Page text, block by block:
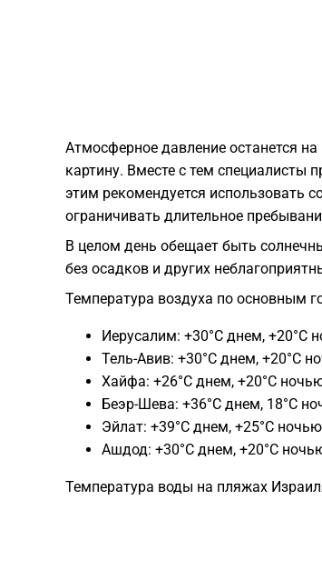
Атмосферное давление останется
картину. Вместе с тем специалисты
этим рекомендуется использовать
ограничивать длительное
В целом день обещает быть
без осадков и других
Температура воздуха по основным
Иерусалим: +30°C днем, +20°C
Тель-Авив: +30°C днем, +20°C
Хайфа: +26°C днем, +20°C
Беэр-Шева: +36°C днем, 18°C
Эйлат: +39°C днем, +25°C
Ашдод: +30°C днем, +20°C
Температура воды на пляжах